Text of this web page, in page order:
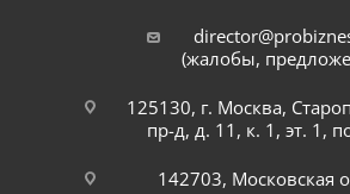
(жалобы,
125130, г. Москва,
пр-д, д. 11, к. 1, эт. 1,
142703, Московская